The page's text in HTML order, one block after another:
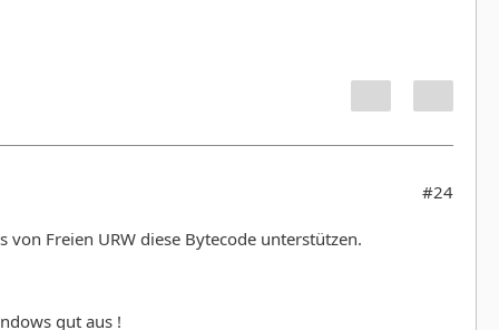
#24
Freien URW diese Bytecode unterstützen.
gut aus !